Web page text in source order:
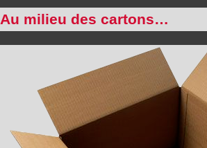
Au milieu des cartons…